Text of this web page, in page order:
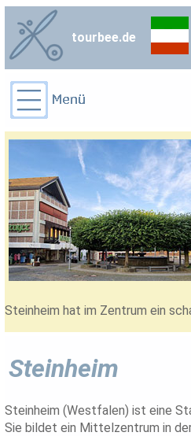
tourbee.de
Steinheim hat im Zentrum ein
Steinheim
Steinheim (Westfalen) ist eine
Sie bildet ein Mittelzentrum in